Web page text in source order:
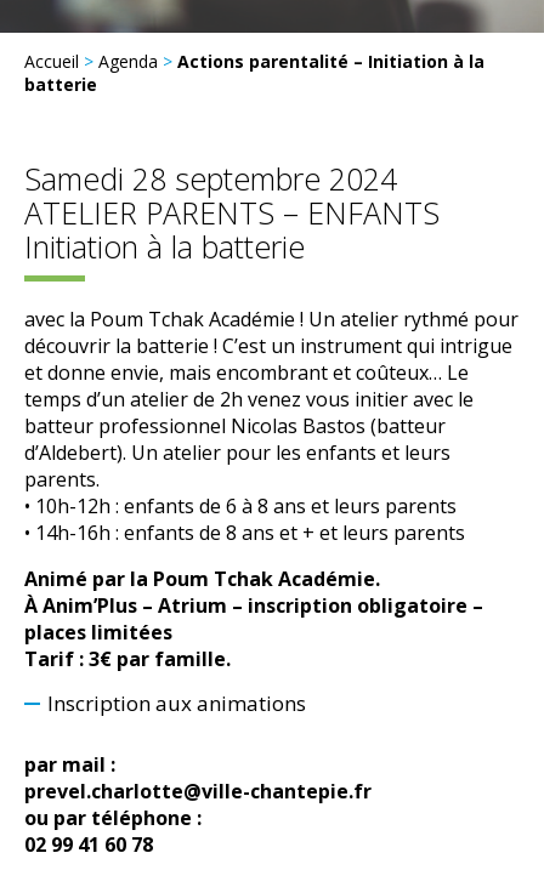
Accueil > Agenda > Actions parentalité – Initiation à la
batterie
Samedi 28 septembre 2024
ATELIER PARENTS – ENFANTS
Initiation à la batterie
avec la Poum Tchak Académie ! Un atelier rythmé pour
découvrir la batterie ! C’est un instrument qui intrigue
et donne envie, mais encombrant et coûteux… Le
temps d’un atelier de 2h venez vous initier avec le
batteur professionnel Nicolas Bastos (batteur
d’Aldebert). Un atelier pour les enfants et leurs
parents.
• 10h-12h : enfants de 6 à 8 ans et leurs parents
• 14h-16h : enfants de 8 ans et + et leurs parents
Animé par la Poum Tchak Académie.
À Anim’Plus – Atrium – inscription obligatoire –
places limitées
Tarif : 3€ par famille.
Inscription aux animations
par mail :
prevel.charlotte@ville-chantepie.fr
ou par téléphone :
02 99 41 60 78